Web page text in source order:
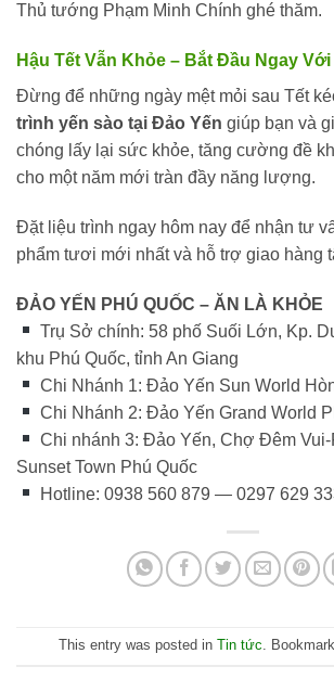
Thủ tướng Phạm Minh Chính ghé thăm.
Hậu Tết Vẫn Khỏe – Bắt Đầu Ngay
Đừng để những ngày mệt mỏi sau Tết
trình yến sào tại Đảo Yến giúp bạn và
chóng lấy lại sức khỏe, tăng cường đề
cho một năm mới tràn đầy năng lượng.
Đặt liệu trình ngay hôm nay để nhận tư
phẩm tươi mới nhất và hỗ trợ giao hàng
ĐẢO YẾN PHÚ QUỐC – ĂN LÀ KHỎE
Trụ Sở chính: 58 phố Suối Lớn, Kp.
khu Phú Quốc, tỉnh An Giang
Chi Nhánh 1: Đảo Yến Sun World
Chi Nhánh 2: Đảo Yến Grand World
Chi nhánh 3: Đảo Yến, Chợ Đêm Vui-
Sunset Town Phú Quốc
Hotline: 0938 560 879 — 0297 629
This entry was posted in Tin tức.